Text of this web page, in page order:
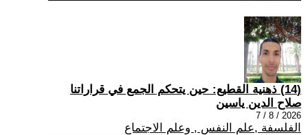
(14) ذهنية القطيع: حين يتحكم الجمع في قراراتنا
صلاح الدين ياسين
2026 / 8 / 7
الفلسفة ,علم النفس , وعلم الاجتماع